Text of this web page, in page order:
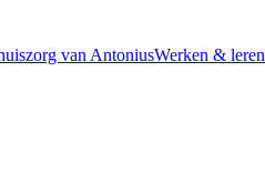
van AntoniusWerken & leren